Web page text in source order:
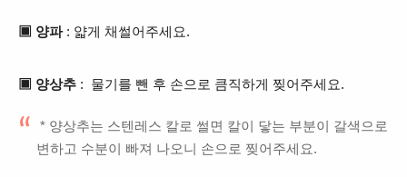
▣ 양파: 얇게 채썰어주세요.
▣ 양상추 : 물기를 뺀 후 손으로 큼직하게 찢어주세요.
* 양상추는 스텐레스 칼로 썰면 칼이 닿는 부분이 갈색으로
변하고 수분이 빠져 나오니 손으로 찢어주세요.